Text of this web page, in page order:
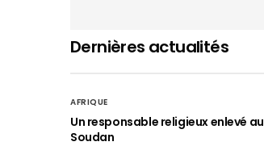
Dernières actualités
AFRIQUE
Un responsable religieux enlevé au
Soudan